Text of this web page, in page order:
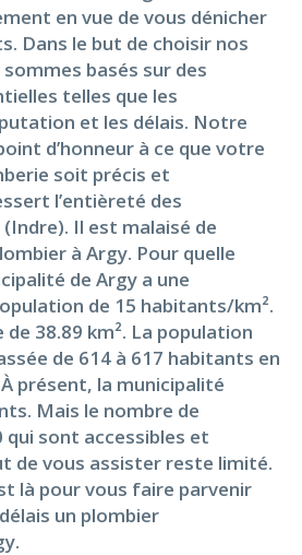
en vue de vous dénicher
Dans le but de choisir nos
basés sur des
telles que les
et les délais. Notre
d’honneur à ce que votre
soit précis et
l’entièreté des
Il est malaisé de
à Argy. Pour quelle
de Argy a une
de 15 habitants/km².
de 38.89 km². La population
de 614 à 617 habitants en
présent, la municipalité
Mais le nombre de
qui sont accessibles et
de vous assister reste limité.
là pour vous faire parvenir
un plombier